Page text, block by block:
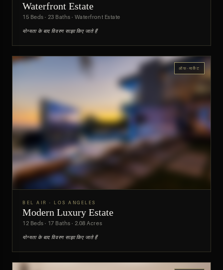
पूर्वावलोकन
Waterfront Estate
15 Beds · 23 Baths · Waterfront Estate
योग्यता के बाद विवरण साझा किए जाते हैं
पूर्वावलोकन
ऑफ-मार्केट
BEL AIR · LOS ANGELES
Modern Luxury Estate
12 Beds · 17 Baths · 2.08 Acres
योग्यता के बाद विवरण साझा किए जाते हैं